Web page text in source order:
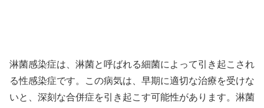
淋菌感染症は、淋菌と呼ばれる細菌によって引き起こされ
る性感染症です。この病気は、早期に適切な治療を受けな
いと、深刻な合併症を引き起こす可能性があります。淋菌